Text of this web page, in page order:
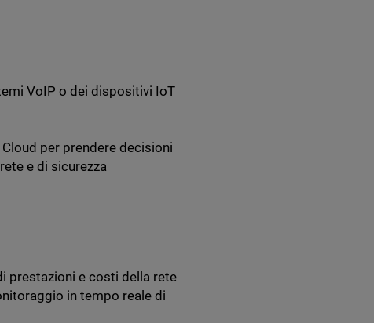
VoIP o dei dispositivi IoT
per prendere decisioni
e di sicurezza
prestazioni e costi della rete
in tempo reale di